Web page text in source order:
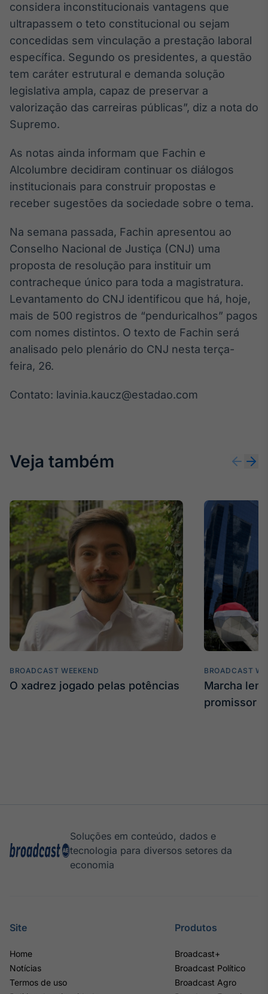
Broadcast
Componentes
para conteúdos e
funcionalidades
Broadcast
dados para
displays e telas
Broadcast
Curadoria de
conteúdos
noticiosos
Soluções de
Tecnologia
Broadcast
Monitoramento
inteligente de
notícias e
conteúdos
Fundos
BroadFast
Em breve
Gestão de
Em breve
Crédito
Em breve
considera inconstitucionais vantagens que
ultrapassem o teto constitucional ou sejam
concedidas sem vinculação a prestação laboral
específica. Segundo os presidentes, a questão
tem caráter estrutural e demanda solução
legislativa ampla, capaz de preservar a
valorização das carreiras públicas”, diz a nota do
Supremo.
As notas ainda informam que Fachin e
Alcolumbre decidiram continuar os diálogos
institucionais para construir propostas e
receber sugestões da sociedade sobre o tema.
Na semana passada, Fachin apresentou ao
Conselho Nacional de Justiça (CNJ) uma
proposta de resolução para instituir um
contracheque único para toda a magistratura.
Levantamento do CNJ identificou que há, hoje,
mais de 500 registros de “penduricalhos” pagos
com nomes distintos. O texto de Fachin será
analisado pelo plenário do CNJ nesta terça-
feira, 26.
Contato: lavinia.kaucz@estadao.com
Veja também
BROADCAST WEEKEND
O xadrez jogado pelas potências
BROADCAST
Marcha
promissor
Soluções em conteúdo, dados e
tecnologia para diversos setores da
economia
Site
Home
Notícias
Termos de uso
Produtos
Broadcast+
Broadcast Político
Broadcast Agro